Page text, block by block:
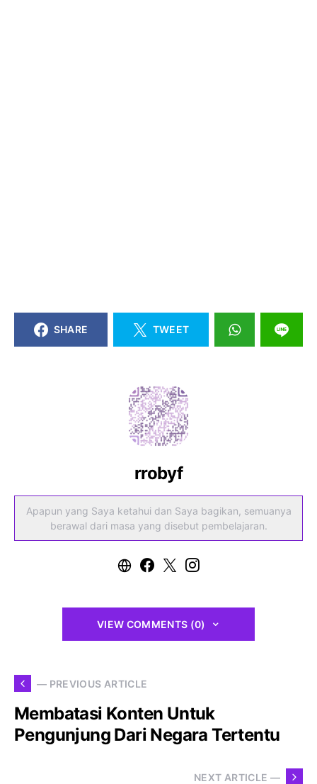
SHARE TWEET
rrobyf
Apapun yang Saya ketahui dan Saya bagikan, semuanya
berawal dari masa yang disebut pembelajaran.
VIEW COMMENTS (0)
— PREVIOUS ARTICLE
Membatasi Konten Untuk
Pengunjung Dari Negara Tertentu
NEXT ARTICLE —